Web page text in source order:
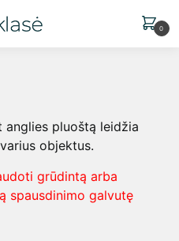
0
anglies pluoštą leidžia
objektus.
grūdintą arba
spausdinimo galvutę